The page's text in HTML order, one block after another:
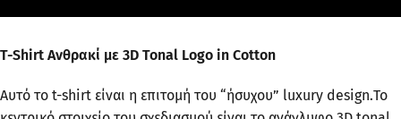
T-Shirt Ανθρακί με 3D Tonal Logo in Cotton
Αυτό το t-shirt είναι η επιτομή του “ήσυχου” luxury design.Το